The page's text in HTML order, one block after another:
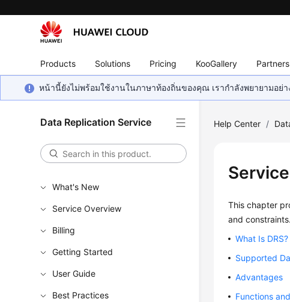
Products Solutions Pricing KooGallery Partners
หน้านี้ยังไม่พร้อมใช้งานในภาษาท้องถิ่นของคุณ เรากำลังพยายามอ
Data Replication Service
What's New
Service Overview
Billing
Getting Started
User Guide
Best Practices
Help Center /
This chapter
and constraints.
What Is DRS?
Supported
Advantages
Functions